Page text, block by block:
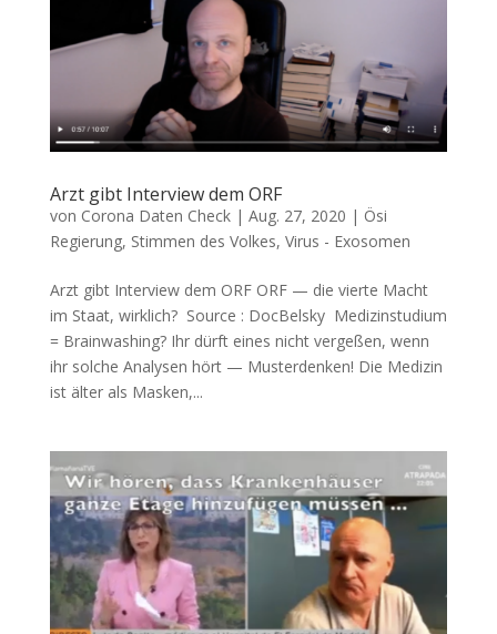
Arzt gibt Interview dem ORF
von Corona Daten Check| Aug. 27, 2020 | Ösi
Regierung, Stimmen des Volkes, Virus - Exosomen
Arzt gibt Interview dem ORF ORF — die vier­te Macht
im Staat, wirklich? Source : DocBelsky Medi­zin­stu­di­um
= Brainwashing? Ihr dürft eines nicht ver­ge­ßen, wenn
ihr sol­che Ana­ly­sen hört — Mus­ter­den­ken! Die Medi­zin
ist älter als Mas­ken,...